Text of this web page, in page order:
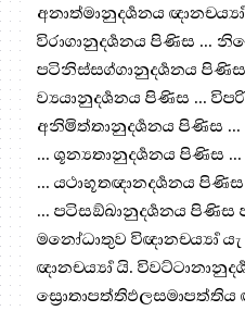
අනාත්මානුදර්‍ශනය
විරාගානුදර්‍ශනය පිණිස ...
පටිනිස්සග්ගානුදර්‍ශනය පිණිස
ව්‍යයානුදර්‍ශනය පිණිස ...
අනිමිත්තානුදර්‍ශනය පිණිස
... ශූන්‍යතානුදර්‍ශනය පිණිස ...
… යථාභූතඥානදර්‍ශනය
... පටිසඞ්ඛානුදර්‍ශනය පිණිස
මනෝධාතුව විඥානචර්‍ය්‍යා
ඥානචර්‍ය්‍යා යි.
ස්‍රොතාපත්තිඵලසමාපත්තිය